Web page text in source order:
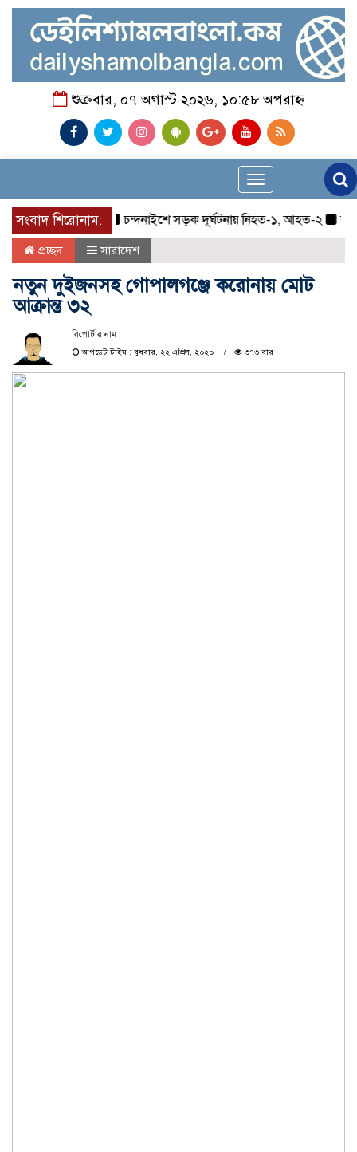
শুক্রবার, ০৭ অগাস্ট ২০২৬, ১০:৫৮ অপরাহ্ন
Toggle
navigation
সংবাদ শিরোনাম:চন্দনাইশে সড়ক দূর্ঘটনায় নিহত-১, আহত-২
প্রচ্ছদ সারাদেশ
নতুন দুইজনসহ গোপালগঞ্জে করোনায় মোট
আক্রান্ত ৩২
রিপোর্টার নাম
আপডেট টাইম : বুধবার, ২২ এপ্রিল, ২০২০
৩৭৩ বার